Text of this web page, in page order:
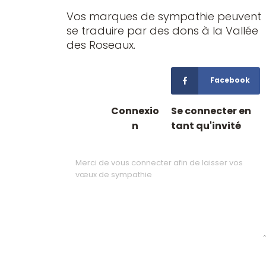
Vos marques de sympathie peuvent
se traduire par des dons à la Vallée
des Roseaux.
Facebook
Connexio
n
Se connecter en
tant qu'invité